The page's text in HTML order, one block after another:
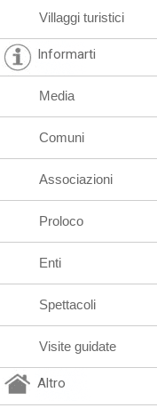
Villaggi turistici
Informarti
Media
Comuni
Associazioni
Proloco
Enti
Spettacoli
Visite guidate
Altro